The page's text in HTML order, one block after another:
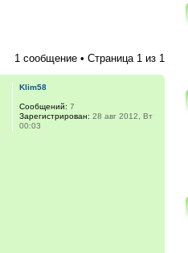
1 сообщение • Страница 1из 1
Klim58
Сообщений: 7
Зарегистрирован: 28 авг 2012, Вт
00:03